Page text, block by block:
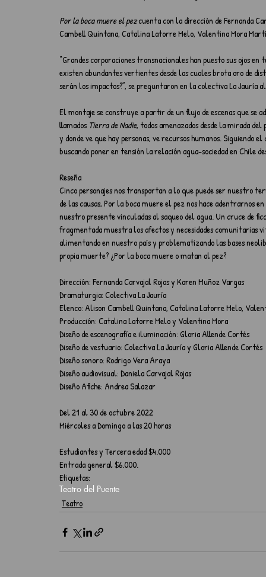
Por la boca muere el pez cuenta con la dirección de Fernanda
Cambell Quintana, Catalina Latorre Melo, Valentina Mora
“Grandes corporaciones transnacionales han puesto sus ojos
existen abundantes vertientes desde las cuales brota oro de
serán los impactos?”, se preguntaron en la colectiva La Jauría
El montaje se construye a partir de un flujo de escenas que se
llamados Tierra de Nadie, todos amenazados desde la mirada
y donde ve que hay personas, ve recursos humanos. Siguiendo
buscando poner en tensión la relación agua-sociedad en Chile
Reseña
Cinco personajes nos transportan a lo que puede ser nuestro
de las causas, Por la boca muere el pez nos hace adentrarnos
nuestro presente vinculadas al saqueo del agua. Un cruce de
fragmentada muestra los afectos y necesidades comunitarias
alimentando en nuestro país y problematizando las bases
propia muerte? ¿Por la boca muere o matan al pez?
Dirección: Fernanda Carvajal Rojas y Karen Muñoz Vargas
Dramaturgia: Colectiva La Jauría
Elenco: Alison Cambell Quintana, Catalina Latorre Melo,
Producción: Catalina Latorre Melo y Valentina Mora
Diseño de escenografía e iluminación: Gloria Allende Cortés
Diseño de vestuario: Colectiva La Jauría y Gloria Allende Cortés
Diseño sonoro: Rodrigo Vera Araya
Diseño audiovisual: Daniela Carvajal Rojas
Diseño Afiche: Andrea Salazar
Del 21 al 30 de octubre 2022
Miércoles a Domingo a las 20 horas
Estudiantes y Tercera edad $4.000
Entrada general $6.000.
Etiquetas:
Teatro del Puente
Teatro